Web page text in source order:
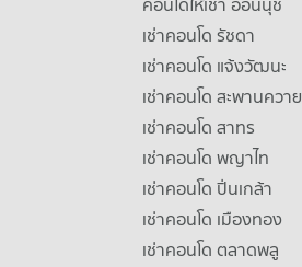
เช่าคอนโด รัชดา
เช่าคอนโด แจ้งวัฒนะ
เช่าคอนโด สะพานควาย
เช่าคอนโด สาทร
เช่าคอนโด พญาไท
เช่าคอนโด ปิ่นเกล้า
เช่าคอนโด เมืองทอง
เช่าคอนโด ตลาดพลู